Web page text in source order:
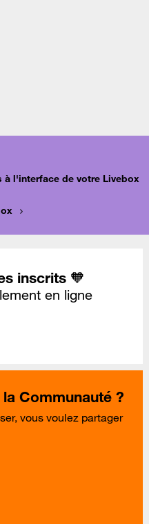
l'interface de votre Livebox
inscrits 🧡
en ligne
Communauté ?
vous voulez partager